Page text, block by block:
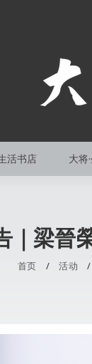
活书店 大将
｜梁晉
首页 / 活动 /